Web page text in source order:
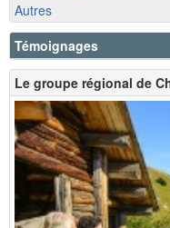
Autres
Témoignages
Le groupe régional de